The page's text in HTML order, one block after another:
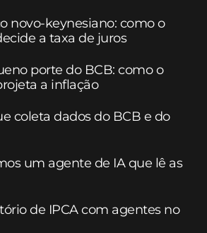
novo-keynesiano: como o
a taxa de juros
porte do BCB: como o
a inflação
coleta dados do BCB e do
um agente de IA que lê as
de IPCA com agentes no